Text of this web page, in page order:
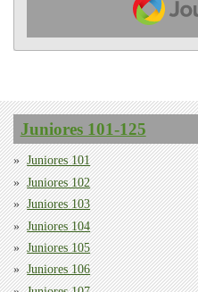
Juniores 101-125
Juniores 101
Juniores 102
Juniores 103
Juniores 104
Juniores 105
Juniores 106